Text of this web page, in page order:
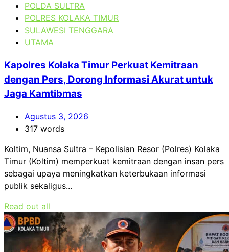
POLDA SULTRA
POLRES KOLAKA TIMUR
SULAWESI TENGGARA
UTAMA
Kapolres Kolaka Timur Perkuat Kemitraan
dengan Pers, Dorong Informasi Akurat untuk
Jaga Kamtibmas
Agustus 3, 2026
317 words
Koltim, Nuansa Sultra – Kepolisian Resor (Polres) Kolaka
Timur (Koltim) memperkuat kemitraan dengan insan pers
sebagai upaya meningkatkan keterbukaan informasi
publik sekaligus...
Read out all